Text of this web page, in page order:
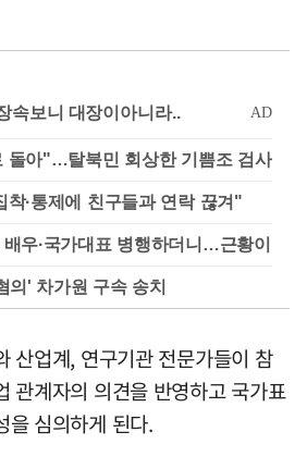
돌아"…탈북민 회상한 기쁨조 검사
착·통제에 친구들과 연락 끊겨"
우·국가대표 병행하더니…근황이
의' 차가원 구속 송치
산업계, 연구기관 전문가들이 참
관계자의 의견을 반영하고 국가표
을 심의하게 된다.